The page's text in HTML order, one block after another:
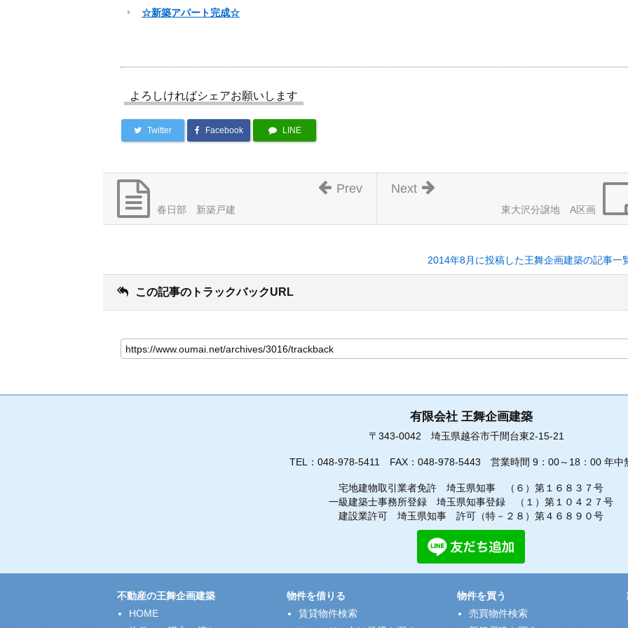
☆新築アパート完成☆
よろしければシェアお願いします
Twitter Facebook LINE
東大沢分譲地 A区画
Next
春日部 新築戸建
Prev
2014年8月に投稿した王舞企画建築の記事一
この記事のトラックバックURL
有限会社 王舞企画建築
〒343-0042 埼玉県越谷市千間台東2-15-21
TEL： 048-978-5411 FAX：048-978-5443 営業時間 9：00～18：00 年中
宅地建物取引業者免許 埼玉県知事 （６）第１６８３７号
一級建築士事務所登録 埼玉県知事登録 （１）第１０４２７号
建設業許可 埼玉県知事 許可（特－２８）第４６８９０号
不動産の王舞企画建築
HOME
物件を借りる
賃貸物件検索
物件を買う
売買物件検索